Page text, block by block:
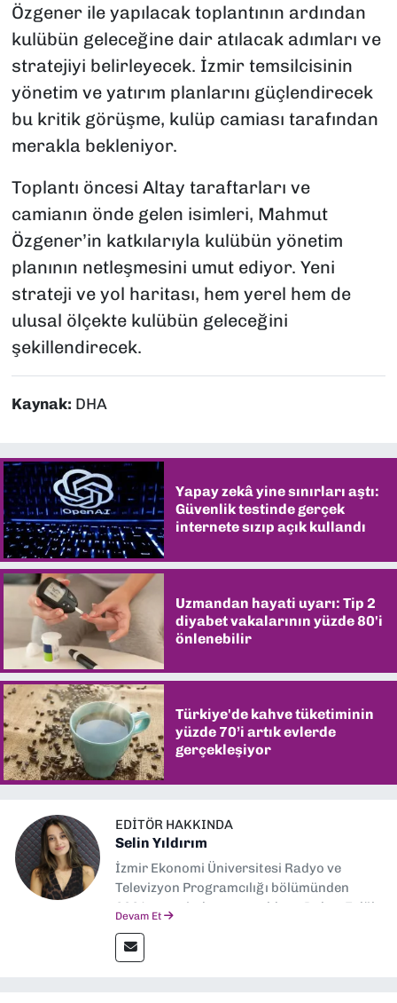
Özgener ile yapılacak toplantının ardından
kulübün geleceğine dair atılacak adımları ve
stratejiyi belirleyecek. İzmir temsilcisinin
yönetim ve yatırım planlarını güçlendirecek
bu kritik görüşme, kulüp camiası tarafından
merakla bekleniyor.
Toplantı öncesi Altay taraftarları ve
camianın önde gelen isimleri, Mahmut
Özgener’in katkılarıyla kulübün yönetim
planının netleşmesini umut ediyor. Yeni
strateji ve yol haritası, hem yerel hem de
ulusal ölçekte kulübün geleceğini
şekillendirecek.
Kaynak: DHA
Yapay zekâ yine sınırları aştı:
Güvenlik testinde gerçek
internete sızıp açık kullandı
Uzmandan hayati uyarı: Tip 2
diyabet vakalarının yüzde 80'i
önlenebilir
Türkiye'de kahve tüketiminin
yüzde 70’i artık evlerde
gerçekleşiyor
EDITÖR HAKKINDA
Selin Yıldırım
İzmir Ekonomi Üniversitesi Radyo ve
Televizyon Programcılığı bölümünden
2024 senesinde mezun oldum. Dokuz Eylül
editörlük görevini de üstleniyorum.
Devam Et